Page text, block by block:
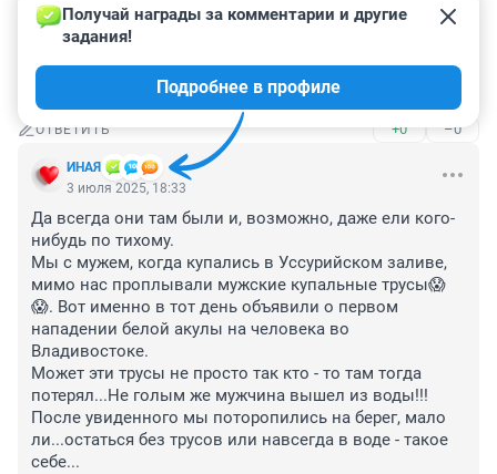
Гость
4 июля 2025, 11:59
акулы не нападают просто так по приколу в отличии
от людей! кто съеден тот сам виноват!
ОТВЕТИТЬ +0 –0
ИHАЯ
Получай награды за комментарии и другие
задания!
Подробнее в профиле
3 июля 2025, 18:33
Да всегда они там были и, возможно, даже ели кого-
нибудь по тихому.
Мы с мужем, когда купались в Уссурийском заливе,
мимо нас проплывали мужские купальные трусы😱
😱. Вот именно в тот день объявили о первом
нападении белой акулы на человека во
Владивостоке.
Может эти трусы не просто так кто - то там тогда
потерял...Не голым же мужчина вышел из воды!!!
После увиденного мы поторопились на берег, мало
ли...остаться без трусов или навсегда в воде - такое
себе...